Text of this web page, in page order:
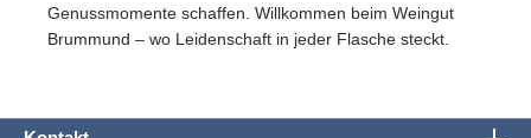
Genussmomente schaffen. Willkommen beim Weingut
Brummund – wo Leidenschaft in jeder Flasche steckt.